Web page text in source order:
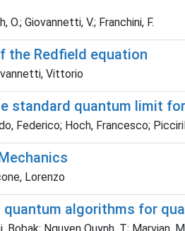
O.; Giovannetti, V.; Franchini, F.
the Redfield equation
Vittorio
standard quantum limit
Federico; Hoch, Francesco;
Lorenzo
algorithms for